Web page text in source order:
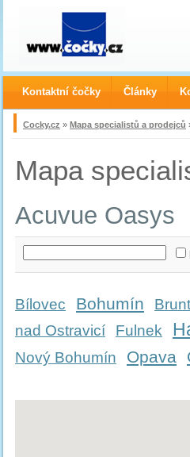
Cocky.cz » Mapa specialistů a prodejců
Mapa
Acuvue Oasys
Bílovec Bohumín
nad Ostravicí Fulnek
Nový Bohumín Opava
Kontaktní čočky Články